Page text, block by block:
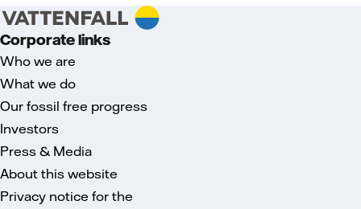
Corporate links
Who we are
What we do
Our fossil free progress
Investors
Press & Media
About this website
Privacy notice for the